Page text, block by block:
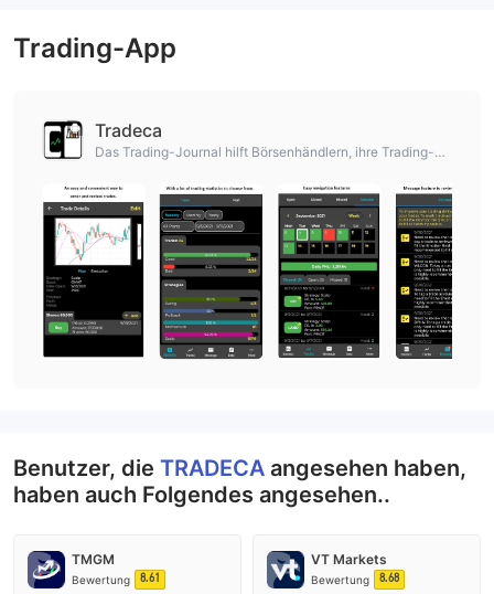
Trading-App
Tradeca
Das Trading-Journal hilft Börsenhändlern, ihre Trading-Fä
Benutzer, die TRADECA angesehen haben,
haben auch Folgendes angesehen..
TMGM
Bewertung 8.61
VT Markets
Bewertung 8.68